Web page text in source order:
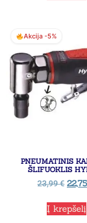
Akcija -5%
PNEUMATINIS
ŠLIFUOKLIS
23,99€ 22,75
Į krepšelį